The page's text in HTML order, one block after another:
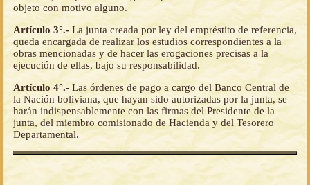
objeto con motivo alguno.
Artículo 3°.- La junta creada por ley del empréstito de referencia,
queda encargada de realizar los estudios correspondientes a la
obras mencionadas y de hacer las erogaciones precisas a la
ejecución de ellas, bajo su responsabilidad.
Artículo 4°.- Las órdenes de pago a cargo del Banco Central de
la Nación boliviana, que hayan sido autorizadas por la junta, se
harán indispensablemente con las firmas del Presidente de la
junta, del miembro comisionado de Hacienda y del Tesorero
Departamental.